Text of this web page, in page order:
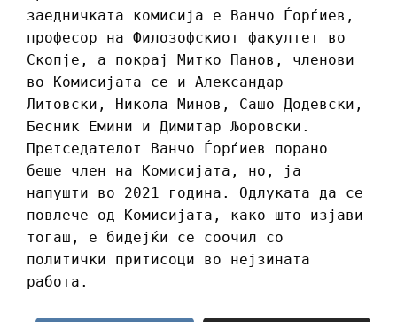
заедничката комисија е Ванчо Ѓорѓиев,
професор на Филозофскиот факултет во
Скопје, а покрај Митко Панов, членови
во Комисијата се и Александар
Литовски, Никола Минов, Сашо Додевски,
Бесник Емини и Димитар Љоровски.
Претседателот Ванчо Ѓорѓиев порано
беше член на Комисијата, но, ја
напушти во 2021 година. Одлуката да се
повлече од Комисијата, како што изјави
тогаш, е бидејќи се соочил со
политички притисоци во нејзината
работа.